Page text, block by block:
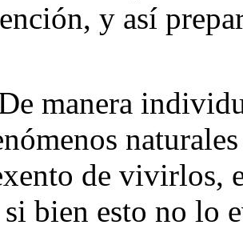
y así
manera
de vivirlos,
si bien esto no lo